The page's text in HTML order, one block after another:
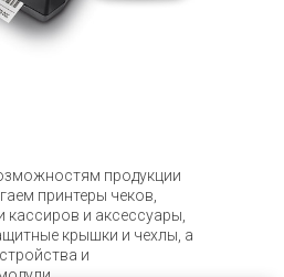
продукции
принтеры чеков,
и аксессуары,
крышки и чехлы, а
и